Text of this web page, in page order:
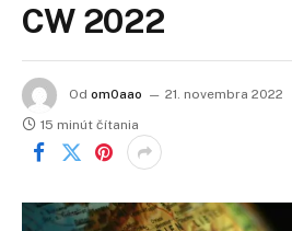
CW 2022
Od om0aao 21. novembra 2022
15 minút čítania